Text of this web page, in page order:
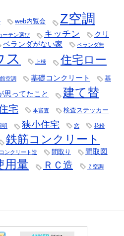
web内覧会 Z空調
ーテン選び キッチン
クリ
ベランダがない家 ベランダ無
ス 上棟
住宅ロー
空調 基礎コンクリート 基
思ってたこと
建て替
宅 本審査 検査ステッカー
明 狭小住宅 窓 花粉
鉄筋コンクリート
ンクリート造 間取り 間取図
用量 ＲＣ造 Ｚ空調